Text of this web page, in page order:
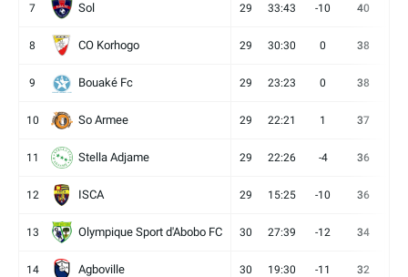
7 Sol 29 33:43 -10 40
8 CO Korhogo 29 30:30 0 38
9 Bouaké Fc 29 23:23 0 38
10 So Armee 29 22:21 1 37
11 Stella Adjame 29 22:26 -4 36
12 ISCA 29 15:25 -10 36
13 Olympique Sport d'Abobo FC 30 27:39 -12 34
14 Agboville 30 19:30 -11 32